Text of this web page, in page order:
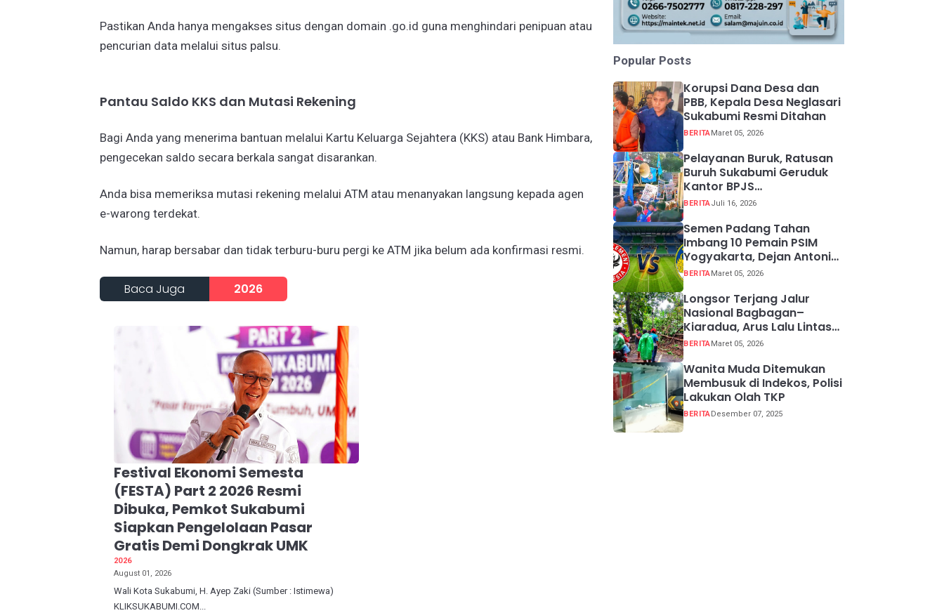
Pastikan Anda hanya mengakses situs dengan domain .go.id guna menghindari penipuan atau
pencurian data melalui situs palsu.
​Pantau Saldo KKS dan Mutasi Rekening
​Bagi Anda yang menerima bantuan melalui Kartu Keluarga Sejahtera (KKS) atau Bank Himbara,
pengecekan saldo secara berkala sangat disarankan.
Anda bisa memeriksa mutasi rekening melalui ATM atau menanyakan langsung kepada agen
e-warong terdekat.
​Namun, harap bersabar dan tidak terburu-buru pergi ke ATM jika belum ada konfirmasi resmi.
Baca Juga 2026
Festival Ekonomi Semesta
(FESTA) Part 2 2026 Resmi
Dibuka, Pemkot Sukabumi
Siapkan Pengelolaan Pasar
Gratis Demi Dongkrak UMK
2026
August 01, 2026
Wali Kota Sukabumi, H. Ayep Zaki (Sumber : Istimewa)
KLIKSUKABUMI.COM...
Popular Posts
Korupsi Dana Desa dan
PBB, Kepala Desa Neglasari
Sukabumi Resmi Ditahan
BERITA Maret 05, 2026
Pelayanan Buruk, Ratusan
Buruh Sukabumi Geruduk
Kantor BPJS
Ketenagakerjaan
BERITAJuli 16, 2026
Semen Padang Tahan
Imbang 10 Pemain PSIM
Yogyakarta, Dejan Antonic
Resmi Dipecat!
BERITA Maret 05, 2026
Longsor Terjang Jalur
Nasional Bagbagan–
Kiaradua, Arus Lalu Lintas
Buka Tutup
BERITA Maret 05, 2026
Wanita Muda Ditemukan
Membusuk di Indekos, Polisi
Lakukan Olah TKP
BERITA Desember 07, 2025